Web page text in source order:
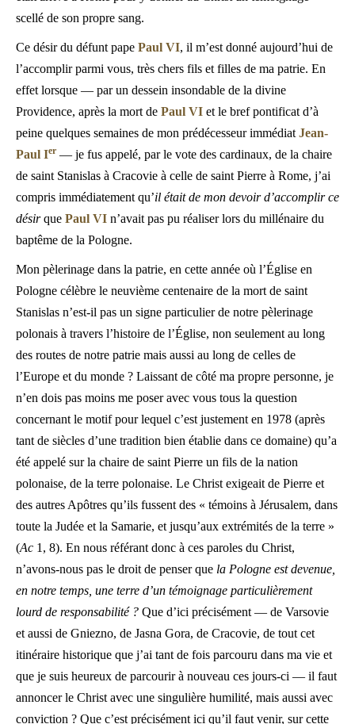
scellé de son propre sang.
Ce désir du défunt pape Paul VI, il m’est donné aujourd’hui de
l’accomplir parmi vous, très chers fils et filles de ma patrie. En
effet lorsque — par un dessein insondable de la divine
Providence, après la mort de Paul VI et le bref pontificat d’à
peine quelques semaines de mon prédécesseur immédiat Jean-
Paul Ier — je fus appelé, par le vote des cardinaux, de la chaire
de saint Stanislas à Cracovie à celle de saint Pierre à Rome, j’ai
compris immédiatement qu’il était de mon devoir d’accomplir ce
désirque Paul VI n’avait pas pu réaliser lors du millénaire du
baptême de la Pologne.
Mon pèlerinage dans la patrie, en cette année où l’Église en
Pologne célèbre le neuvième centenaire de la mort de saint
Stanislas n’est-il pas un signe particulier de notre pèlerinage
polonais à travers l’histoire de l’Église, non seulement au long
des routes de notre patrie mais aussi au long de celles de
l’Europe et du monde ? Laissant de côté ma propre personne, je
n’en dois pas moins me poser avec vous tous la question
concernant le motif pour lequel c’est justement en 1978 (après
tant de siècles d’une tradition bien établie dans ce domaine) qu’a
été appelé sur la chaire de saint Pierre un fils de la nation
polonaise, de la terre polonaise. Le Christ exigeait de Pierre et
des autres Apôtres qu’ils fussent des « témoins à Jérusalem, dans
toute la Judée et la Samarie, et jusqu’aux extrémités de la terre »
(Ac 1, 8). En nous référant donc à ces paroles du Christ,
n’avons-nous pas le droit de penser que la Pologne est devenue,
en notre temps, une terre d’un témoignage particulièrement
lourd de responsabilité ? Que d’ici précisément — de Varsovie
et aussi de Gniezno, de Jasna Gora, de Cracovie, de tout cet
itinéraire historique que j’ai tant de fois parcouru dans ma vie et
que je suis heureux de parcourir à nouveau ces jours-ci — il faut
annoncer le Christ avec une singulière humilité, mais aussi avec
conviction ? Que c’est précisément ici qu’il faut venir, sur cette